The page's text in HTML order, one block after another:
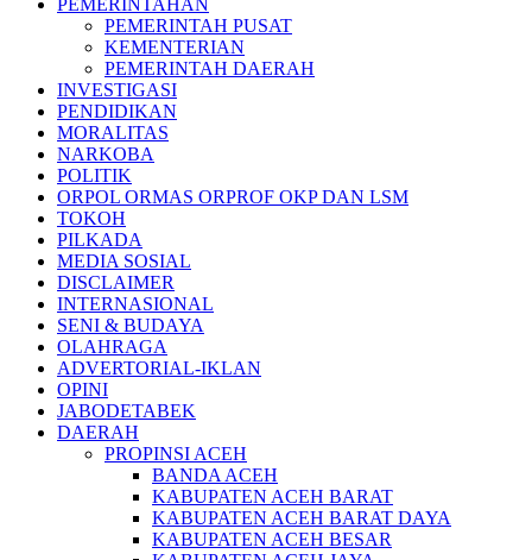
PEMERINTAHAN
PEMERINTAH PUSAT
KEMENTERIAN
PEMERINTAH DAERAH
INVESTIGASI
PENDIDIKAN
MORALITAS
NARKOBA
POLITIK
ORPOL ORMAS ORPROF OKP DAN LSM
TOKOH
PILKADA
MEDIA SOSIAL
DISCLAIMER
INTERNASIONAL
SENI & BUDAYA
OLAHRAGA
ADVERTORIAL-IKLAN
OPINI
JABODETABEK
DAERAH
PROPINSI ACEH
BANDA ACEH
KABUPATEN ACEH BARAT
KABUPATEN ACEH BARAT DAYA
KABUPATEN ACEH BESAR